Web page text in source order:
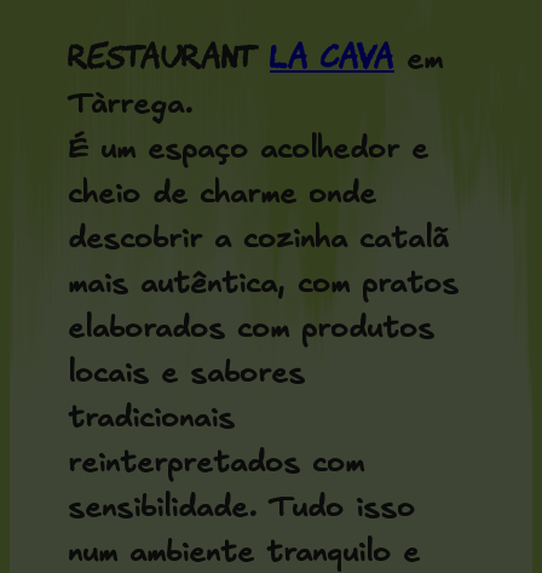
Restaurant La Cava em
Tàrrega.
É um espaço acolhedor e
cheio de charme onde
descobrir a cozinha catalã
mais autêntica, com pratos
elaborados com produtos
locais e sabores
tradicionais
reinterpretados com
sensibilidade. Tudo isso
num ambiente tranquilo e